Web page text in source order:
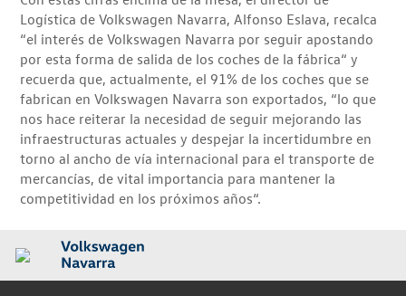
Logística de Volkswagen Navarra, Alfonso Eslava, recalca
“el interés de Volkswagen Navarra por seguir apostando
por esta forma de salida de los coches de la fábrica“ y
recuerda que, actualmente, el 91% de los coches que se
fabrican en Volkswagen Navarra son exportados, “lo que
nos hace reiterar la necesidad de seguir mejorando las
infraestructuras actuales y despejar la incertidumbre en
torno al ancho de vía internacional para el transporte de
mercancías, de vital importancia para mantener la
competitividad en los próximos años“.